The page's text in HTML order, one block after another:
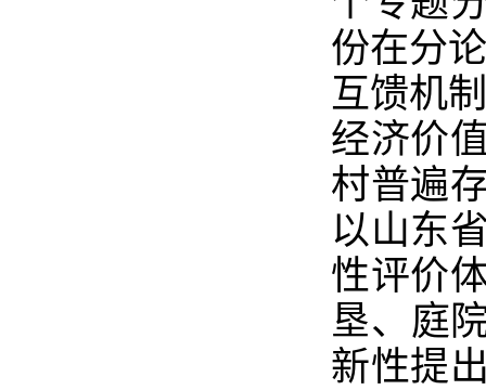
份在分
互馈机
经济价
村普遍
以山东
性评价
垦、庭
新性提